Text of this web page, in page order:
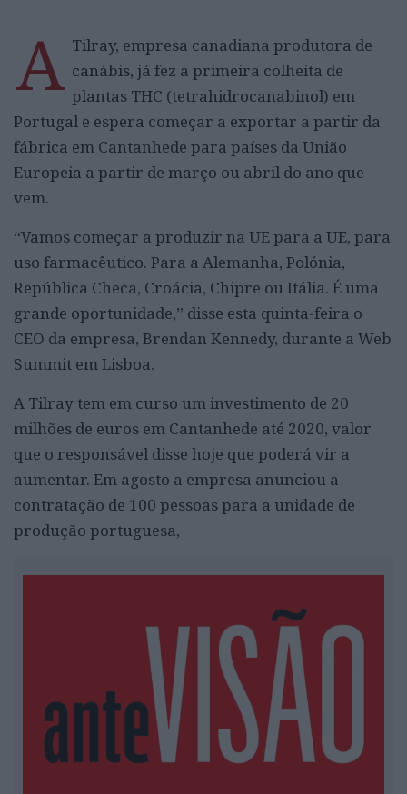
A Tilray, empresa canadiana produtora de
canábis, já fez a primeira colheita de
plantas THC (tetrahidrocanabinol) em
Portugal e espera começar a exportar a partir da
fábrica em Cantanhede para países da União
Europeia a partir de março ou abril do ano que
vem.
“Vamos começar a produzir na UE para a UE, para
uso farmacêutico. Para a Alemanha, Polónia,
República Checa, Croácia, Chipre ou Itália. É uma
grande oportunidade,” disse esta quinta-feira o
CEO da empresa, Brendan Kennedy, durante a Web
Summit em Lisboa.
A Tilray tem em curso um investimento de 20
milhões de euros em Cantanhede até 2020, valor
que o responsável disse hoje que poderá vir a
aumentar. Em agosto a empresa anunciou a
contratação de 100 pessoas para a unidade de
produção portuguesa,